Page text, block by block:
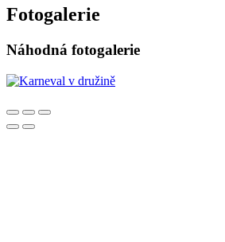
Fotogalerie
Náhodná fotogalerie